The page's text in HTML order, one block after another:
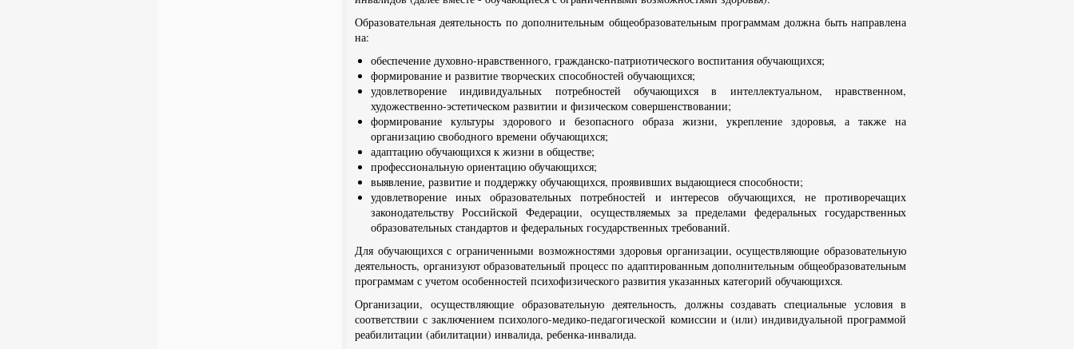
Образовательная деятельность по дополнительным общеобразовательным программам должна быть направлена
на:
обеспечение духовно-нравственного, гражданско-патриотического воспитания обучающихся;
формирование и развитие творческих способностей обучающихся;
удовлетворение индивидуальных потребностей обучающихся в интеллектуальном, нравственном,
художественно-эстетическом развитии и физическом совершенствовании;
формирование культуры здорового и безопасного образа жизни, укрепление здоровья, а также на
организацию свободного времени обучающихся;
адаптацию обучающихся к жизни в обществе;
профессиональную ориентацию обучающихся;
выявление, развитие и поддержку обучающихся, проявивших выдающиеся способности;
удовлетворение иных образовательных потребностей и интересов обучающихся, не противоречащих
законодательству Российской Федерации, осуществляемых за пределами федеральных государственных
образовательных стандартов и федеральных государственных требований.
Для обучающихся с ограниченными возможностями здоровья организации, осуществляющие образовательную
деятельность, организуют образовательный процесс по адаптированным дополнительным общеобразовательным
программам с учетом особенностей психофизического развития указанных категорий обучающихся.
Организации, осуществляющие образовательную деятельность, должны создавать специальные условия в
соответствии с заключением психолого-медико-педагогической комиссии и (или) индивидуальной программой
реабилитации (абилитации) инвалида, ребенка-инвалида.